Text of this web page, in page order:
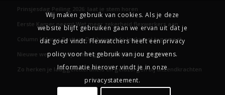
Prinsjesdag Peiling 2026: laat je stem horen
Eerste Kamer neemt Wet meer zekerheid flexwerkers aan
Column l Marco Bastian: Dobberend de toekomst tegemoet
Nieuwe wet: duidelijkere regels bij twijfel over zzp-werk
Zo herken je laaggeletterdheid en geldzorgen bij uitzendkrachten
Wij maken gebruik van cookies. Als je deze
website blijft gebruiken gaan we ervan uit dat je
dat goed vindt. Flexwatchers heeft een privacy
policy voor het gebruik van jou gegevens.
Informatie hierover vindt je in onze
privacystatement.